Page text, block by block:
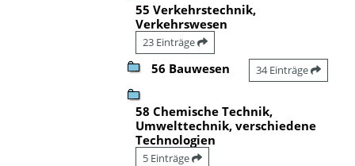
55 Verkehrstechnik,
Verkehrswesen
23 Einträge
56 Bauwesen 34 Einträge
58 Chemische Technik,
Umwelttechnik, verschiedene
Technologien
5 Einträge